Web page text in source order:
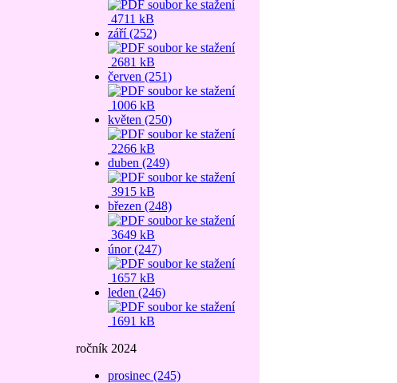
4711 kB
září (252)
2681 kB
červen (251)
1006 kB
květen (250)
2266 kB
duben (249)
3915 kB
březen (248)
3649 kB
únor (247)
1657 kB
leden (246)
1691 kB
ročník 2024
prosinec (245)